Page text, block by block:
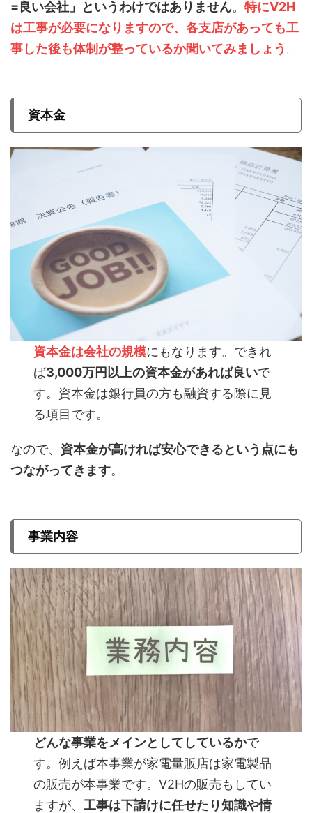
=良い会社」というわけではありません。 特にV2H
は工事が必要になりますので、各支店があっても工
事した後も体制が整っているか聞いてみましょう 。
資本金
資本金は会社の規模にもなります。できれ
ば3,000万円以上の資本金があれば良いで
す。資本金は銀行員の方も融資する際に見
る項目です。
なので、 資本金が高ければ安心できるという点にも
つながってきます。
事業内容
どんな事業をメインとしてしているかで
す。例えば本事業が家電量販店は家電製品
の販売が本事業です。V2Hの販売もしてい
ますが、工事は下請けに任せたり知識や情